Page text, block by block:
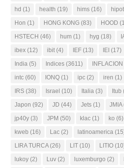
hd (1) health (19) hims (16)
Hon (1) HONG KONG (83) HOOD
HSTECH (46) hum (1) hyg (18)
ibex (12) ibit (4) IEF (13) IEI (17)
India (5) Indices (3611) INFLACION
intc (60) IONQ (1) ipc (2) iren (1)
IRS (38) Israel (10) Italia (3) Itub
Japon (92) JD (44) Jets (1) JMIA
jp40y (3) JPM (50) klac (1) ko (6)
kweb (16) Lac (2) latinoamerica
LIRA TURCA(26) LIT (10) LITIO
lukoy (2) Luv (2) luxemburgo (2)